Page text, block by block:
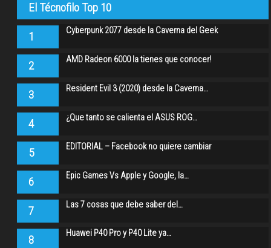
El Técnofilo Top 10
1 Cyberpunk 2077 desde la Caverna del Geek
2 AMD Radeon 6000 la tienes que conocer!
3 Resident Evil 3 (2020) desde la Caverna…
4 ¿Que tanto se calienta el ASUS ROG…
5 EDITORIAL – Facebook no quiere cambiar
6 Epic Games Vs Apple y Google, la…
7 Las 7 cosas que debe saber del…
8 Huawei P40 Pro y P40 Lite ya…